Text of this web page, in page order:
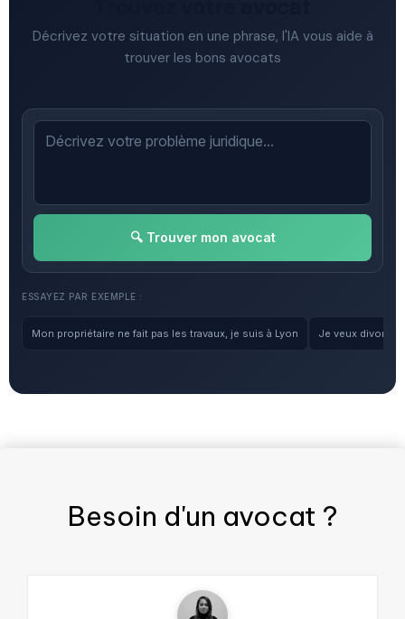
Décrivez votre situation en une phrase, l'IA vous aide à
trouver les bons avocats
🔍 Trouver mon avocat
ESSAYEZ PAR EXEMPLE :
Mon propriétaire ne fait pas les travaux, je suis à Lyon Je veux
Besoin d'un avocat ?